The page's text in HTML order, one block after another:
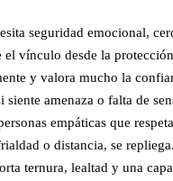
seguridad emocional,
el vínculo desde la
y valora mucho la
siente amenaza o falta de
empáticas que
o distancia, se
ternura, lealtad y una